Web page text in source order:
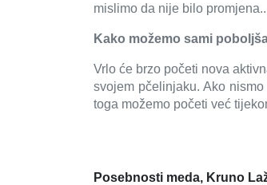
mislimo da nije bilo
Kako možemo sami
Vrlo će brzo početi nova
svojem pčelinjaku. Ako
toga možemo početi već
Posebnosti meda, Kruno